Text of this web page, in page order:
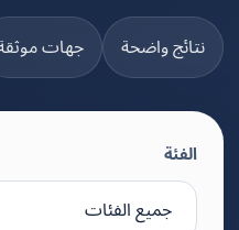
واضحة جهات موثقة